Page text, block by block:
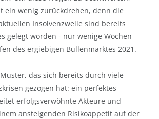
ein wenig zurückdrehen, denn die
Insolvenzwelle sind bereits
gelegt worden - nur wenige Wochen
des ergiebigen Bullenmarktes 2021.
das sich bereits durch viele
gezogen hat: ein perfektes
erfolgsverwöhnte Akteure und
ansteigenden Risikoappetit auf der